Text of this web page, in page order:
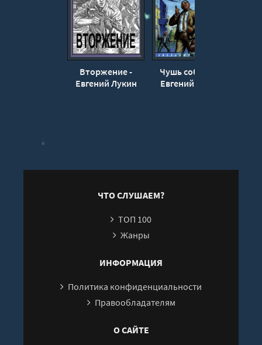
Вторжение -
Евгений Лукин
Чушь собачья -
Евгений Лукин
ЧТО СЛУШАЕМ?
ТОП 100
Жанры
ИНФОРМАЦИЯ
Политика конфиденциальности
Правообладателям
О САЙТЕ